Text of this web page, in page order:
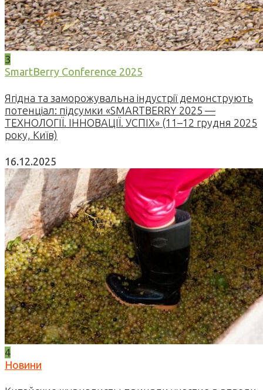
3
SmartBerry Conference 2025
Ягідна та заморожувальна індустрії демонструють
потенціал: підсумки «SMARTBERRY 2025 —
ТЕХНОЛОГІЇ. ІННОВАЦІЇ. УСПІХ» (11–12 грудня 2025
року, Київ)
16.12.2025
4
Новини